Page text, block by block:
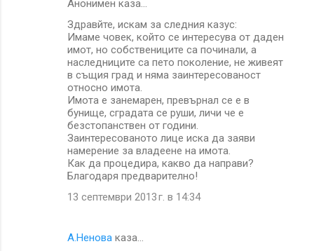
Анонимен каза…
Здравйте, искам за следния казус:
Имаме човек, който се интересува от даден
имот, но собствениците са починали, а
наследниците са пето поколение, не живеят
в същия град и няма заинтересованост
относно имота.
Имота е занемарен, превърнал се е в
бунище, сградата се руши, личи че е
безстопанствен от години.
Заинтересованото лице иска да заяви
намерение за владеене на имота.
Как да процедира, какво да направи?
Благодаря предварително!
13 септември 2013 г. в 14:34
А.Ненова каза…